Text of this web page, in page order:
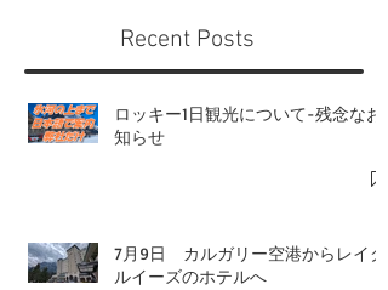
Recent Posts
ロッキー1日観光について-残念なお
知らせ
7月9日 カルガリー空港からレイク
ルイーズのホテルへ